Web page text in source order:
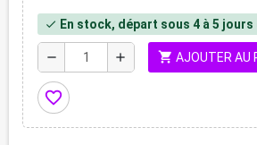
check En stock, départ sous 4 à 5 jours
remove add shopping_cart AJOUTER AU
favorite_border